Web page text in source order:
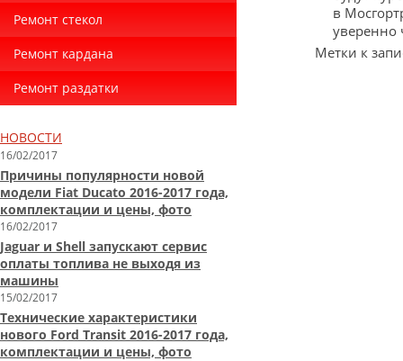
Ремонт стекол
Ремонт кардана
Ремонт раздатки
НОВОСТИ
16/02/2017
Причины популярности новой
модели Fiat Ducato 2016-2017 года,
комплектации и цены, фото
16/02/2017
Jaguar и Shell запускают сервис
оплаты топлива не выходя из
машины
15/02/2017
Технические характеристики
нового Ford Transit 2016-2017 года,
комплектации и цены, фото
в
уверенно
Метки к